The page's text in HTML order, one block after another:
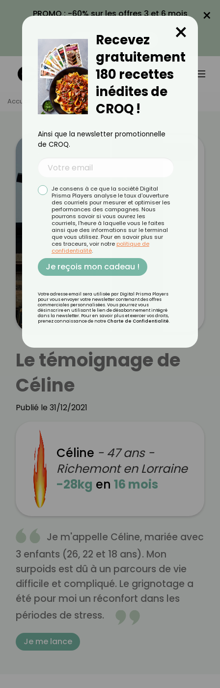
PROMO : -60% sur les offres 3 et 6 mois
VOIR LA PROMO
×
Accueil Témoignages
Le témoignage de
Céline
Publié le 31/12/2021
Céline - 47 ans -
Richemont en Lorraine
-28kg en 16 mois
Je m'appelle Céline, mariée avec
3 enfants (26, 22 et 18 ans). Mon
surpoids est dû à un parcours de vie
difficile et compliqué. Le grignotage a
été pour moi un réconfort dans les
périodes de stress.
Je me lance
Recevez
gratuitement
180 recettes
inédites de
CROQ !
×
Ainsi que la newsletter promotionnelle
de CROQ.
Je consens à ce que la société Digital
Prisma Players analyse le taux d'ouverture
des courriels pour mesurer et optimiser les
performances des campagnes. Nous
pourrons savoir si vous ouvrez les
courriels, l'heure à laquelle vous le faites
ainsi que des informations sur le terminal
que vous utilisez. Pour en savoir plus sur
ces traceurs, voir notre politique de
confidentialité.
Je reçois mon cadeau !
Votre adresse email sera utilisée par Digital Prisma Players
pour vous envoyer votre newsletter contenant des offres
commerciales personnalisées. Vous pourrez vous
désinscrire en utilisant le lien de désabonnement intégré
dans la newsletter. Pour en savoir plus et exercer vos droits,
prenez connaissance de notre Charte de Confidentialité.